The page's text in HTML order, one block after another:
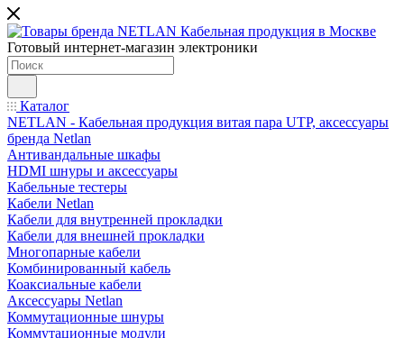
Готовый интернет-магазин электроники
Каталог
NETLAN - Кабельная продукция витая пара UTP, аксессуары
бренда Netlan
Антивандальные шкафы
HDMI шнуры и аксессуары
Кабельные тестеры
Кабели Netlan
Кабели для внутренней прокладки
Кабели для внешней прокладки
Многопарные кабели
Комбинированный кабель
Коаксиальные кабели
Аксессуары Netlan
Коммутационные шнуры
Коммутационные модули